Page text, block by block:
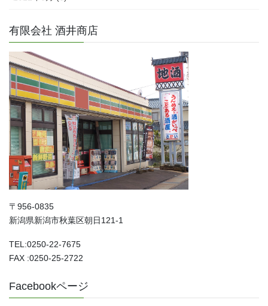
有限会社 酒井商店
〒956-0835
新潟県新潟市秋葉区朝日121-1
TEL:0250-22-7675
FAX :0250-25-2722
Facebookページ